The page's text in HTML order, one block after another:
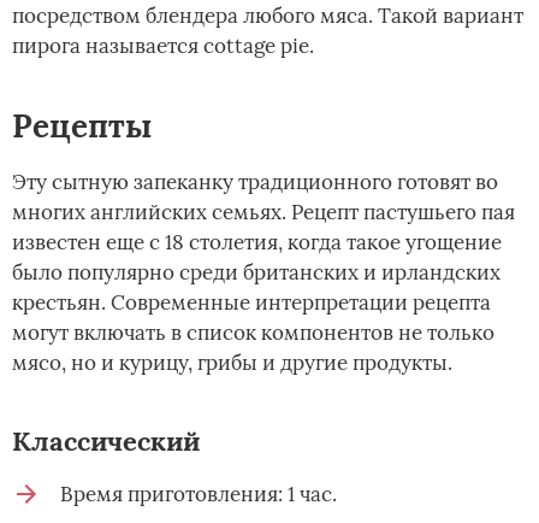
посредством блендера любого мяса. Такой вариант
пирога называется cottage pie.
Рецепты
Эту сытную запеканку традиционного готовят во
многих английских семьях. Рецепт пастушьего пая
известен еще с 18 столетия, когда такое угощение
было популярно среди британских и ирландских
крестьян. Современные интерпретации рецепта
могут включать в список компонентов не только
мясо, но и курицу, грибы и другие продукты.
Классический
Время приготовления: 1 час.